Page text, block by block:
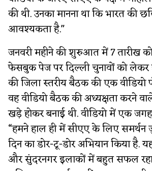
की थी. उनका मानना ​​था कि भारत की
आवश्यकता है."
जनवरी महीने की शुरुआत में 7 तारीख
फेसबुक पेज पर दिल्ली चुनावों को लेकर
की जिला स्तरीय बैठक की एक वीडियो
वह वीडियो बैठक की अध्यक्षता करने
खड़े होकर बनाई थी. वीडियो में एक
“हमने हाल ही में सीएए के लिए समर्थन
दिन का डोर-टू-डोर अभियान किया है.
और सुंदरनगर इलाकों में बहुत सफल